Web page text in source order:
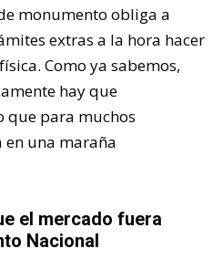
monumento obliga a
extras a la hora hacer
Como ya sabemos,
hay que
que para muchos
una maraña
el mercado fuera
Nacional